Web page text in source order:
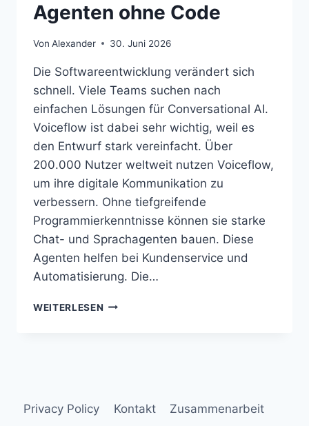
Agenten ohne Code
Von Alexander 30. Juni 2026
Die Softwareentwicklung verändert sich
schnell. Viele Teams suchen nach
einfachen Lösungen für Conversational AI.
Voiceflow ist dabei sehr wichtig, weil es
den Entwurf stark vereinfacht. Über
200.000 Nutzer weltweit nutzen Voiceflow,
um ihre digitale Kommunikation zu
verbessern. Ohne tiefgreifende
Programmierkenntnisse können sie starke
Chat- und Sprachagenten bauen. Diese
Agenten helfen bei Kundenservice und
Automatisierung. Die…
WEITERLESEN VOICEFLOW
Privacy Policy Kontakt Zusammenarbeit